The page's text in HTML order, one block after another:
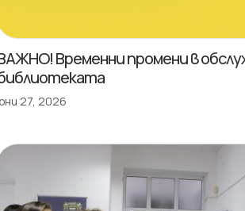
Временни промени в
27, 2026